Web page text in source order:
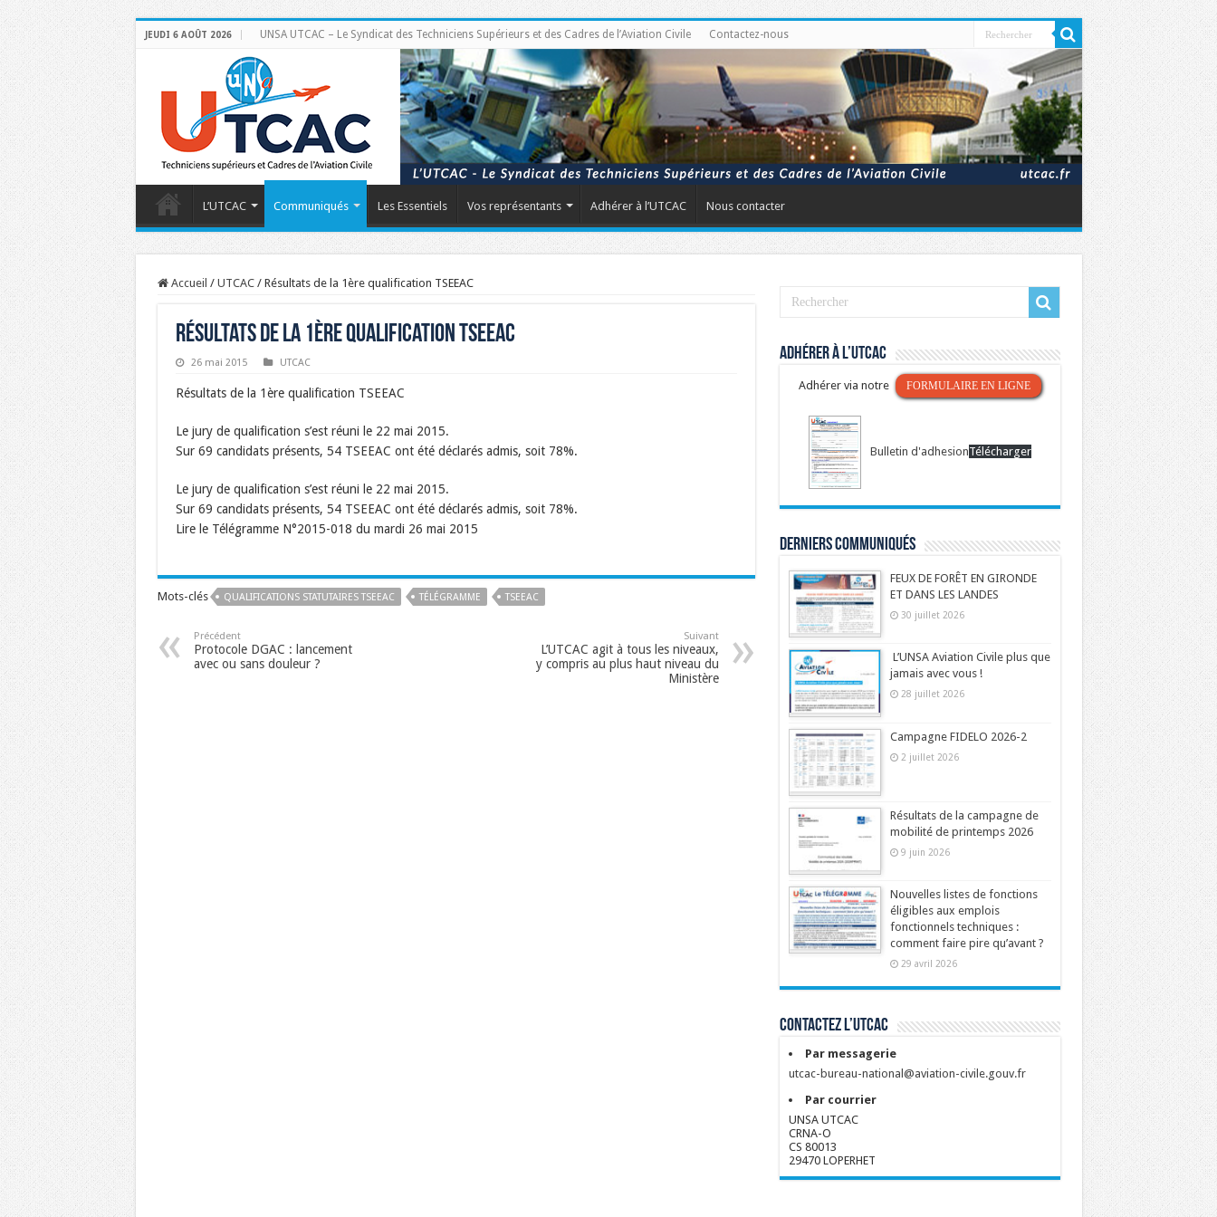
JEUDI 6 AOÛT 2026 UNSA UTCAC – Le Syndicat des Techniciens Supérieurs et des Cadres de l’Aviation Civile Contactez-nous
L’UTCAC Communiqués Les Essentiels Vos représentants Adhérer à l’UTCAC Nous contacter
Accueil / UTCAC / Résultats de la 1ère qualification TSEEAC
Résultats de la 1ère qualification TSEEAC
26 mai 2015 UTCAC
Résultats de la 1ère qualification TSEEAC
Le jury de qualification s’est réuni le 22 mai 2015.
Sur 69 candidats présents, 54 TSEEAC ont été déclarés admis, soit 78%.
Le jury de qualification s’est réuni le 22 mai 2015.
Sur 69 candidats présents, 54 TSEEAC ont été déclarés admis, soit 78%.
Lire le Télégramme N°2015-018 du mardi 26 mai 2015
Mots-clés QUALIFICATIONS STATUTAIRES TSEEAC TÉLÉGRAMME TSEEAC
Précédent
Protocole DGAC : lancement
avec ou sans douleur ?
Suivant
L’UTCAC agit à tous les niveaux,
y compris au plus haut niveau du
Ministère
Adhérer à l’UTCAC
Adhérer via notre FORMULAIRE EN LIGNE
Bulletin d'adhesionTélécharger
Derniers communiqués
FEUX DE FORÊT EN GIRONDE
ET DANS LES LANDES
30 juillet 2026
L’UNSA Aviation Civile plus que
jamais avec vous !
28 juillet 2026
Campagne FIDELO 2026-2
2 juillet 2026
Résultats de la campagne de
mobilité de printemps 2026
9 juin 2026
Nouvelles listes de fonctions
éligibles aux emplois
fonctionnels techniques :
comment faire pire qu’avant ?
29 avril 2026
Contactez l’UTCAC
Par messagerie
utcac-bureau-national@aviation-civile.gouv.fr
Par courrier
UNSA UTCAC
CRNA-O
CS 80013
29470 LOPERHET